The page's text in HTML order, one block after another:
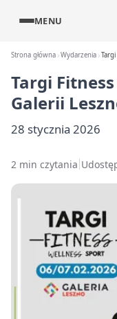
MENU
Strona główna Wydarzenia
Targi
Galerii
28 stycznia 2026
2 min czytania